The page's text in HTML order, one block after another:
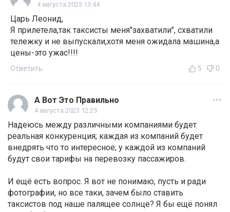
4 августа 2023 13:44
Царь Леонид,
Я прилетела,так таксисты меня"захватили", схватили
тележку и не выпускали,хотя меня ожидала машина,а
цены-это ужас!!!!
Ответить 5 0
А Вот Это Правильно
4 августа 2023 12:25
Надеюсь между различными компаниями будет
реальная конкуренция; каждая из компаний будет
внедрять что то интересное; у каждой из компаний
будут свои тарифы на перевозку пассажиров.
И ещё есть вопрос. Я вот не понимаю, пусть и ради
фотографии, но все таки, зачем было ставить
таксистов под наше палящее солнце? Я бы ещё понял